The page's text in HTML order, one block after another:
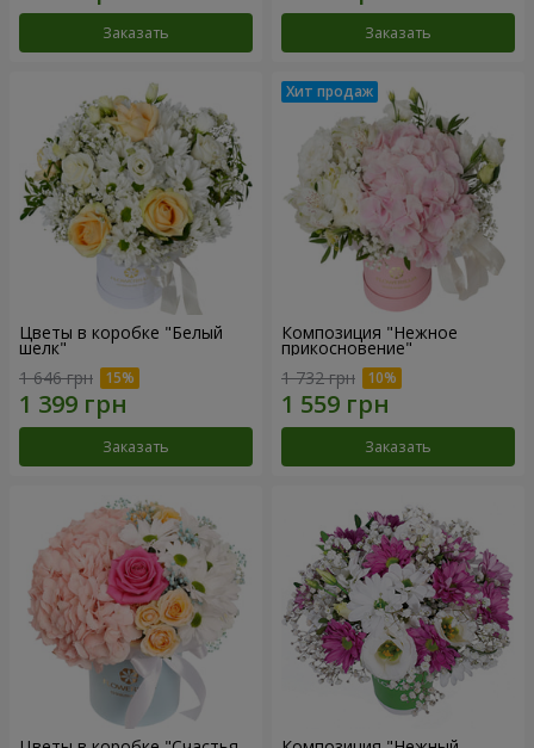
Заказать Заказать
Цветы в коробке "Белый
шелк"
1 646 грн
Заказать
Композиция "Нежное
прикосновение"
1 732 грн
Заказать